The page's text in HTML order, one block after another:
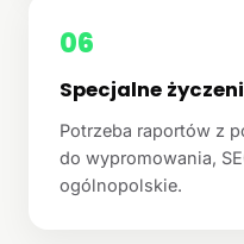
06
Specjalne
Potrzeba raportów z
do wypromowania,
ogólnopolskie.